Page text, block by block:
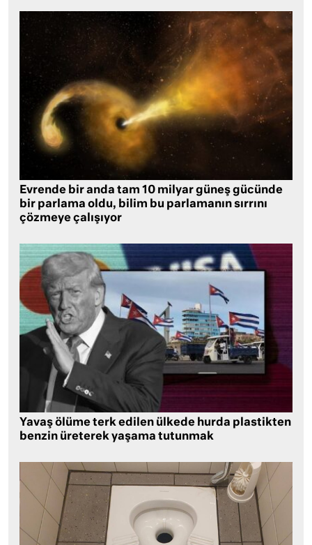
Evrende bir anda tam 10 milyar güneş gücünde
bir parlama oldu, bilim bu parlamanın sırrını
çözmeye çalışıyor
Yavaş ölüme terk edilen ülkede hurda plastikten
benzin üreterek yaşama tutunmak